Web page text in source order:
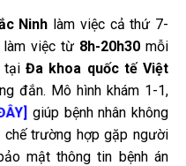
Ninh làm việc cả thứ 7-
làm việc từ 8h-20h30 mỗi
tạiĐa khoa quốc tế Việt
đắn. Mô hình khám 1-1,
giúp bệnh nhân không
trường hợp gặp người
mật thông tin bệnh án